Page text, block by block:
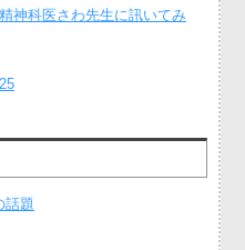
神科医さわ先生に訊いてみ
話題